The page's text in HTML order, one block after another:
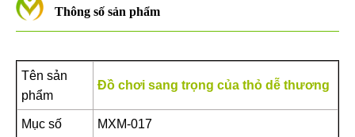
Thông số sản phẩm
Tên sản
phẩm
Đồ chơi sang trọng của thỏ dễ thương
Mục số MXM-017